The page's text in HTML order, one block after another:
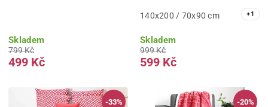
Skladem
799 Kč
499 Kč
140x200 / 70x90 cm +1
Skladem
999 Kč
599 Kč
-33% -20%